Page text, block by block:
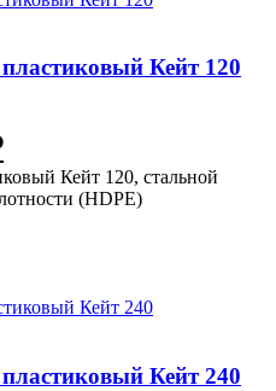
Кейт 120
Кейт 120, стальной
(HDPE)
Кейт 240